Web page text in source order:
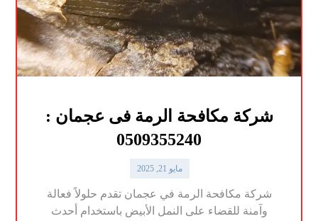
شركة مكافحة الرمة فى عجمان :
0509355240
مايو 21, 2025
شركة مكافحة الرمة في عجمان تقدم حلولاً فعالة
وآمنة للقضاء على النمل الأبيض باستخدام أحدث